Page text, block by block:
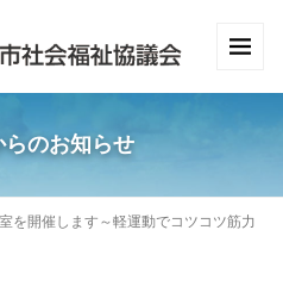
のお知らせ
を開催します～軽運動でコツコツ筋力